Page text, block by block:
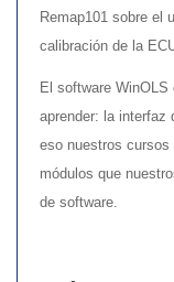
Remap101 sobre el
calibración de la
El software
aprender: la interfaz
eso nuestros cursos
módulos que
de software.